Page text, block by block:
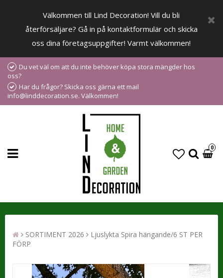
Välkommen till Lind Decoration! Vill du bli
återförsäljare? Gå in på kontaktformulär och skicka
oss dina företagsuppgifter! Varmt välkommen!
Du vet väl om att du inte behöver köpa stora mängder hos
oss?
Har du frågor? Skicka oss gärna ett mail
info@linddecoration.se. Välkommen!
0
SORTIMENT 2026
Ljuslykta Spira hängande/6 ST PER
FÖRP